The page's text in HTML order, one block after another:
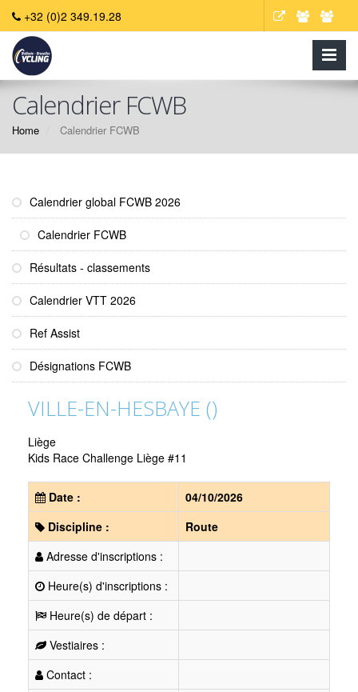
+32 (0)2 349.19.28
Calendrier FCWB
Home Calendrier FCWB
Calendrier global FCWB 2026
Calendrier FCWB
Résultats - classements
Calendrier VTT 2026
Ref Assist
Désignations FCWB
VILLE-EN-HESBAYE ()
Liège
Kids Race Challenge Liège #11
Date :
04/10/2026
Discipline :
Route
Adresse d'inscriptions :
Heure(s) d'inscriptions :
Heure(s) de départ :
Vestiaires :
Contact :